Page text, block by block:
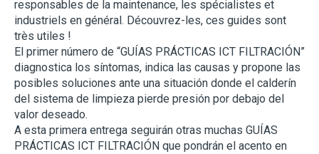
responsables de la maintenance, les spécialistes et
industriels en général. Découvrez-les, ces guides sont
très utiles !
El primer número de “GUÍAS PRÁCTICAS ICT FILTRACIÓN”
diagnostica los síntomas, indica las causas y propone las
posibles soluciones ante una situación donde el calderín
del sistema de limpieza pierde presión por debajo del
valor deseado.
A esta primera entrega seguirán otras muchas GUÍAS
PRÁCTICAS ICT FILTRACIÓN que pondrán el acento en